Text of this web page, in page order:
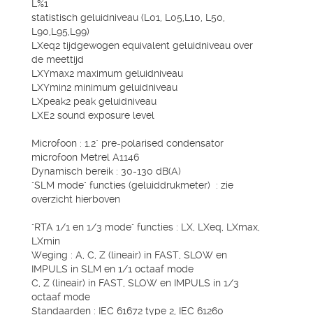
L%1
statistisch geluidniveau (L01, L05,L10, L50,
L90,L95,L99)
LXeq2 tijdgewogen equivalent geluidniveau over
de meettijd
LXYmax2 maximum geluidniveau
LXYmin2 minimum geluidniveau
LXpeak2 peak geluidniveau
LXE2 sound exposure level
Microfoon : 1.2" pre-polarised condensator
microfoon Metrel A1146
Dynamisch bereik : 30-130 dB(A)
"SLM mode" functies (geluiddrukmeter) : zie
overzicht hierboven
"RTA 1/1 en 1/3 mode" functies : LX, LXeq, LXmax,
LXmin
Weging : A, C, Z (lineair) in FAST, SLOW en
IMPULS in SLM en 1/1 octaaf mode
C, Z (lineair) in FAST, SLOW en IMPULS in 1/3
octaaf mode
Standaarden : IEC 61672 type 2, IEC 61260